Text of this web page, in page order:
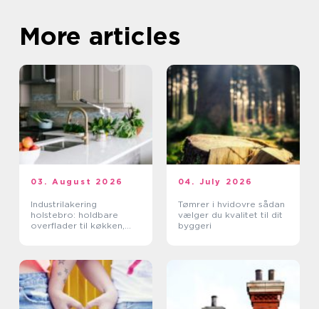
More articles
03. August 2026
Industrilakering
holstebro: holdbare
overflader til køkken,
04. July 2026
Tømrer i hvidovre sådan
vælger du kvalitet til dit
byggeri